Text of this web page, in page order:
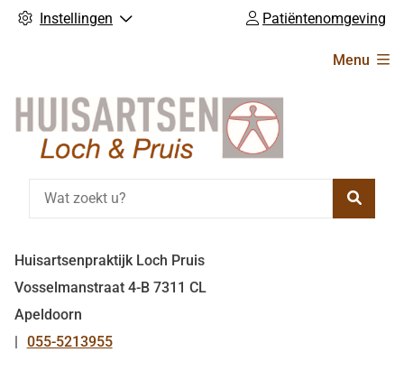
Instellingen Patiëntenomgeving
Menu
Huisartsenpraktijk Loch Pruis
Vosselmanstraat 4-B 7311 CL
Apeldoorn
Tel:
055-5213955